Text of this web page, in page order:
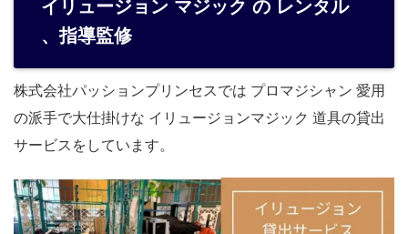
イリュージョン マジック の レンタル
、指導監修
株式会社パッションプリンセスでは プロマジシャン 愛用
の派手で大仕掛けな イリュージョンマジック 道具の貸出
サービスをしています。